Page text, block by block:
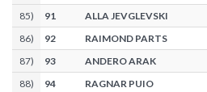
85) 91 ALLA JEVGLEVSKI
86) 92 RAIMOND PARTS
87) 93 ANDERO ARAK
88) 94 RAGNAR PUIO